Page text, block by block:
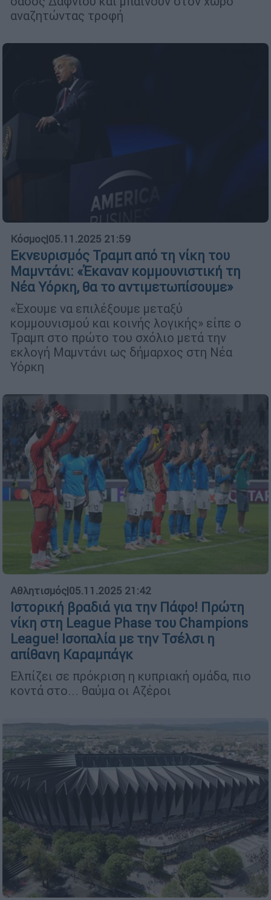
αναζητώντας τροφή
Κόσμος|05.11.2025 21:59
Εκνευρισμός Τραμπ από τη νίκη του
Μαμντάνι: «Έκαναν κομμουνιστική τη
Νέα Υόρκη, θα το αντιμετωπίσουμε»
«Έχουμε να επιλέξουμε μεταξύ
κομμουνισμού και κοινής λογικής» είπε ο
Τραμπ στο πρώτο του σχόλιο μετά την
εκλογή Μαμντάνι ως δήμαρχος στη Νέα
Υόρκη
Αθλητισμός|05.11.2025 21:42
Ιστορική βραδιά για την Πάφο! Πρώτη
νίκη στη League Phase του Champions
League! Ισοπαλία με την Τσέλσι η
απίθανη Καραμπάγκ
Ελπίζει σε πρόκριση η κυπριακή ομάδα, πιο
κοντά στο... θαύμα οι Αζέροι